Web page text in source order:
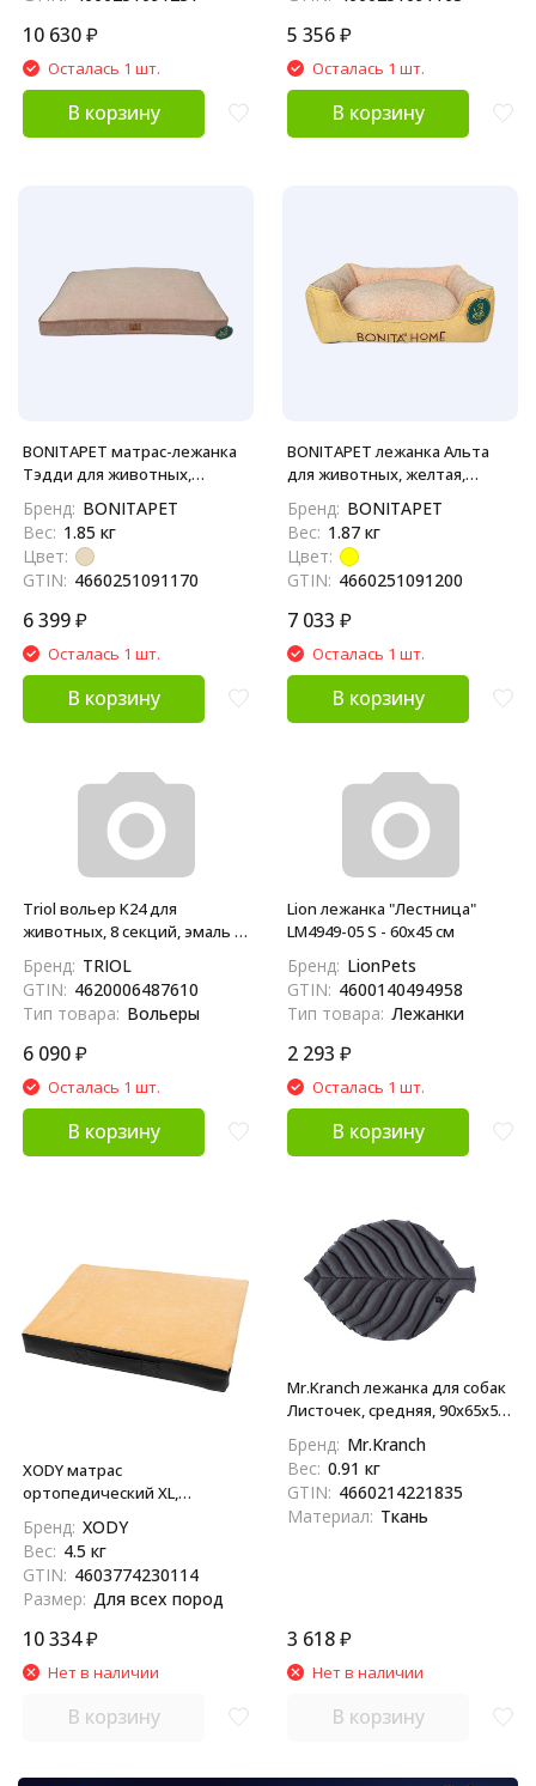
10 630₽
Осталась 1 шт.
В корзину
5 356₽
Осталась 1 шт.
В корзину
BONITAPET матрас-лежанка
Тэдди для животных,
Бренд: BONITAPET
Вес: 1.85 кг
Цвет:
GTIN: 4660251091170
6 399₽
Осталась 1 шт.
В корзину
BONITAPET лежанка Альта
для животных, желтая,
Бренд: BONITAPET
Вес: 1.87 кг
Цвет:
GTIN: 4660251091200
7 033 ₽
Осталась 1 шт.
В корзину
Triol вольер K24 для
животных, 8 секций, эмаль -
Бренд: TRIOL
GTIN: 4620006487610
Тип товара: Вольеры
6 090₽
Осталась 1 шт.
В корзину
Lion лежанка "Лестница"
LM4949-05 S - 60x45 см
Бренд: LionPets
GTIN: 4600140494958
Тип товара: Лежанки
2 293 ₽
Осталась 1 шт.
В корзину
XODY матрас
ортопедический XL,
Бренд: XODY
Вес: 4.5 кг
GTIN: 4603774230114
Размер: Для всех пород
10 334₽
Нет в наличии
В корзину
Mr.Kranch лежанка для собак
Листочек, средняя, 90х65х5
Бренд: Mr.Kranch
Вес: 0.91 кг
GTIN: 4660214221835
Материал: Ткань
3 618₽
Нет в наличии
В корзину